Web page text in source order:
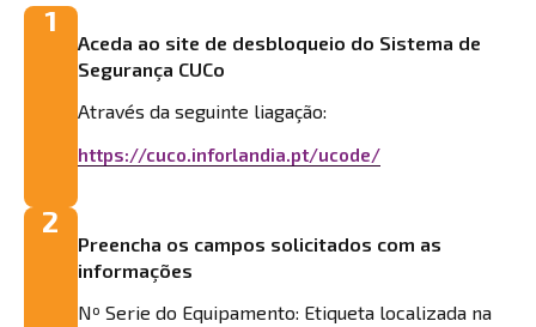
1
Aceda ao site de desbloqueio do Sistema de
Segurança CUCo
Através da seguinte liagação:
https://cuco.inforlandia.pt/ucode/
2
Preencha os campos solicitados com as
informações
Nº Serie do Equipamento: Etiqueta localizada na